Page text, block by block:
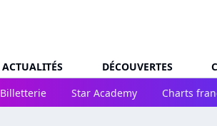
ACTUALITÉS DÉCOUVERTES
Billetterie
Star Academy Charts